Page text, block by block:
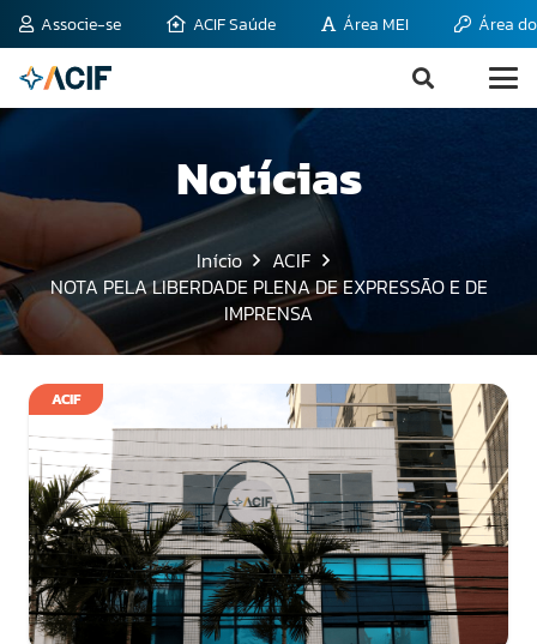
Associe-se ACIF Saúde Área MEI Área
Notícias
Início
ACIF
NOTA PELA LIBERDADE PLENA DE EXPRESSÃO E DE
IMPRENSA
ACIF